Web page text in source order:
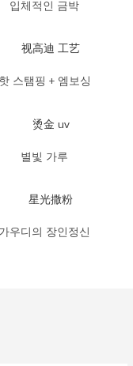
입체적인 금박
핫 스탬핑 + 엠보싱
별빛 가루
가우디의 장인정신